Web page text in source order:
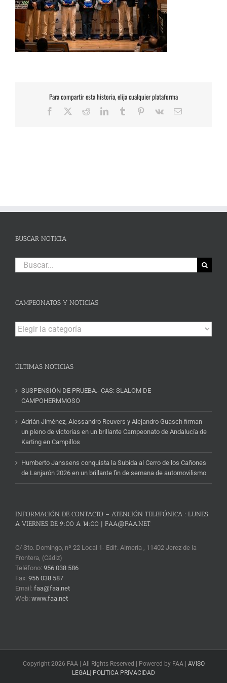
Para compartir esta historia, elija cualquier plataforma
Facebook RedditLinkedInTumblr Pinterest
Vk
Correo
BUSCAR NOTICIA
Buscar:
CAMPEONATOS Y NOTICIAS
Campeonatos
y
ÚLTIMAS NOTICIAS
SUSPENSIÓN DE PRUEBA.- CAS: SLALOM DE
CAMPOHERMMOSO
Adrián Jiménez, Alessandro Reuvers y Alejandro Guasch firman
un pleno de victorias en un brillante Campeonato de Andalucía de
Karting en Campillos
Humberto Janssens conquista la Subida al Cerro de los Cañones
de Lanjarón 2026 en un brillante fin de semana de automovilismo
INFORMACIÓN DE CONTACTO – ATENCIÓN TELEFÓNICA : LUNES
A VIERNES DE 9:00 A 14:00 | FAA@FAA.NET
C/ Sto. Domingo, nº 22 Local 1- Edif. Almería , 11402 Jerez de la
Frontera, (Cádiz)
Teléfono: 956 038 586
Fax: 956 038 587
Email: faa@faa.net
Web: www.faa.net
Copyright 2026 FAA | All Rights Reserved | Powered by FAA | AVISO
LEGAL | POLITICA PRIVACIDAD